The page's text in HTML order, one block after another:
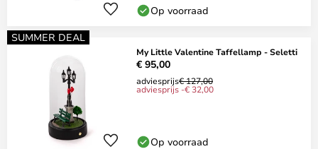
Op voorraad
SUMMER DEAL
My Little Valentine Taffellamp - Seletti
€ 95,00
adviesprijs€ 127,00
adviesprijs -€ 32,00
Op voorraad